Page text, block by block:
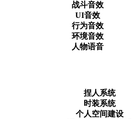
战斗音效
UI音效
行为音效
环境音效
人物语音
捏人系统
时装系统
个人空间建设